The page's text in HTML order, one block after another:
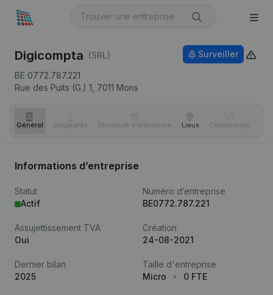
Digicompta (SRL)
BE 0772.787.221
Rue des Puits (G.) 1, 7011 Mons
Surveiller
Général Dirigeants Structure d'entreprise Lieux Chronologie
Informations d’entreprise
Statut
Actif
Numéro d’entreprise
BE0772.787.221
Assujettissement TVA
Oui
Création
24-08-2021
Dernier bilan
2025
Taille d'entreprise
Micro
0 FTE